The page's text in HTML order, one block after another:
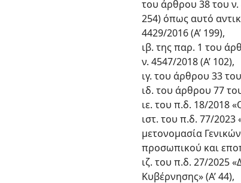
του άρθρου 38 του
254) όπως αυτό
4429/2016 (Α’ 199),
ιβ. της παρ. 1 του
ν. 4547/2018 (Α’ 102),
ιγ. του άρθρου 33
ιδ. του άρθρου 77
ιε. του π.δ. 18/2018
ιστ. του π.δ. 77/
μετονομασία
προσωπικού και
ιζ. του π.δ. 27/2025
Κυβέρνησης» (Α’ 44),